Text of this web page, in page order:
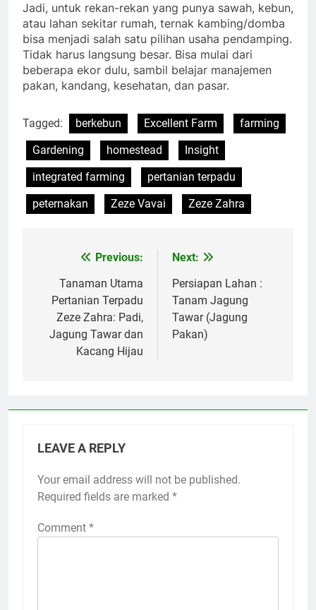
Jadi, untuk rekan-rekan yang punya sawah, kebun,
atau lahan sekitar rumah, ternak kambing/domba
bisa menjadi salah satu pilihan usaha pendamping.
Tidak harus langsung besar. Bisa mulai dari
beberapa ekor dulu, sambil belajar manajemen
pakan, kandang, kesehatan, dan pasar.
Tagged: berkebun Excellent Farm
farming
Gardening
homestead
Insight
integrated farming
pertanian terpadu
peternakan
Zeze Vavai Zeze Zahra
navigation
Previous:
Tanaman Utama
Pertanian Terpadu
Zeze Zahra: Padi,
Jagung Tawar dan
Kacang Hijau
Next:
Persiapan Lahan :
Tanam Jagung
Tawar (Jagung
Pakan)
LEAVE A REPLY
Your email address will not be published.
Required fields are marked *
Comment *